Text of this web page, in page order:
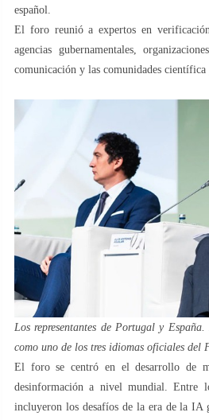
español.
El foro reunió a expertos en
agencias gubernamentales,
comunicación y las comunidades científica
Los representantes de Portugal y
como uno de los tres idiomas oficiales del
El foro se centró en el desarrollo de
desinformación a nivel mundial. Entre
incluyeron los desafíos de la era de la IA